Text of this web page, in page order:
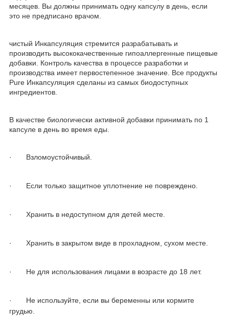
месяцев. Вы должны принимать одну капсулу в день, если
это не предписано врачом.
чистый Инкапсуляция стремится разрабатывать и
производить высококачественные гипоаллергенные пищевые
добавки. Контроль качества в процессе разработки и
производства имеет первостепенное значение. Все продукты
Pure Инкапсуляция сделаны из самых биодоступных
ингредиентов.
В качестве биологически активной добавки принимать по 1
капсуле в день во время еды.
· Взломоустойчивый.
· Если только защитное уплотнение не повреждено.
· Хранить в недоступном для детей месте.
· Хранить в закрытом виде в прохладном, сухом месте.
· Не для использования лицами в возрасте до 18 лет.
·
Не используйте, если вы беременны или кормите
грудью.